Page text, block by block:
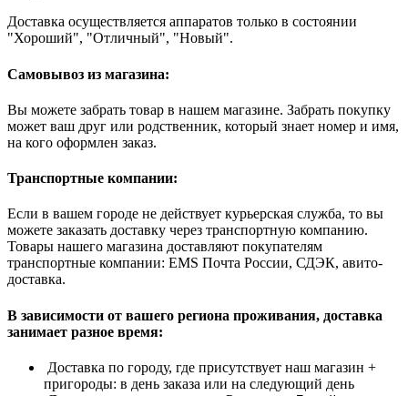
Доставка осуществляется аппаратов только в состоянии
"Хороший", "Отличный", "Новый".
Самовывоз из магазина:
Вы можете забрать товар в нашем магазине. Забрать покупку
может ваш друг или родственник, который знает номер и имя,
на кого оформлен заказ.
Транспортные компании:
Если в вашем городе не действует курьерская служба, то вы
можете заказать доставку через транспортную компанию.
Товары нашего магазина доставляют покупателям
транспортные компании: EMS Почта России, СДЭК, авито-
доставка.
В зависимости от вашего региона проживания, доставка
занимает разное время:
Доставка по городу, где присутствует наш магазин +
пригороды: в день заказа или на следующий день